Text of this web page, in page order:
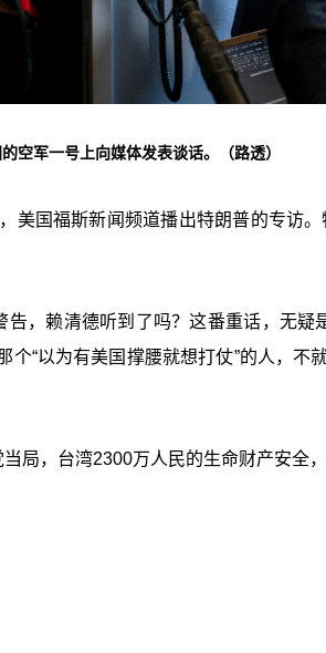
空军一号上向媒体发表谈话。（路透）
美国福斯新闻频道播出特朗普的专访。
告，赖清德听到了吗？这番重话，无疑
“以为有美国撑腰就想打仗”的人，不
局，台湾2300万人民的生命财产安全